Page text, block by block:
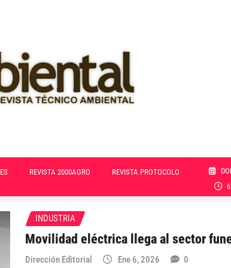
REVISTA 2000AGRO REVISTA PROTOCOLO
INDUSTRIA
Movilidad eléctrica llega al sector
Dirección Editorial Ene 6, 2026 0